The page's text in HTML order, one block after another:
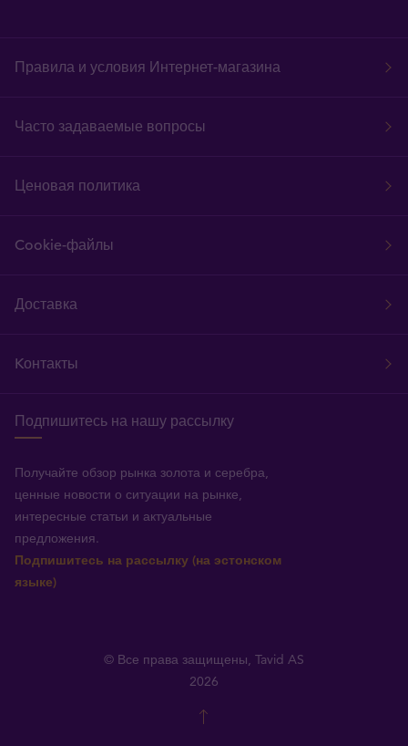
Правила и условия Интернет-магазина
Часто задаваемые вопросы
Ценовая политика
Cookie-файлы
Доставка
Kонтакты
Подпишитесь на нашу рассылку
Получайте обзор рынка золота и серебра,
ценные новости о ситуации на рынке,
интересные статьи и актуальные
предложения.
Подпишитесь на рассылку (на эстонском
языке)
© Все права защищены, Tavid AS
2026